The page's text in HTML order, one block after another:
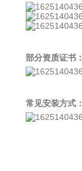
部分资质证书
常见安装方式